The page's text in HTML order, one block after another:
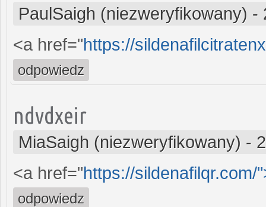
PaulSaigh (niezweryfikowany) -
<a href="https://
odpowiedz
ndvdxeir
MiaSaigh (niezweryfikowany) -
<a href="https://sildenafilqr.com/
odpowiedz